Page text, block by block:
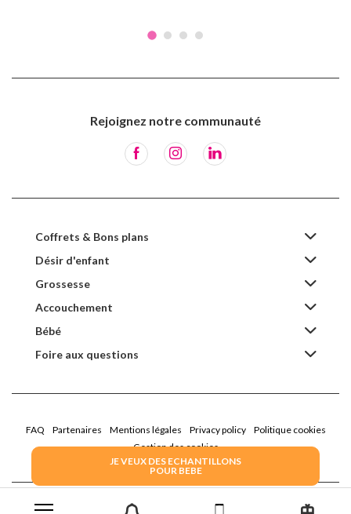
JE VEUX DES ECHANTILLONS
POUR BEBE
Rejoignez notre communauté
Coffrets & Bons plans
Désir d'enfant
Grossesse
Accouchement
Bébé
Foire aux questions
FAQ Partenaires Mentions légales Privacy policy
Politique cookies
Gestion des cookies